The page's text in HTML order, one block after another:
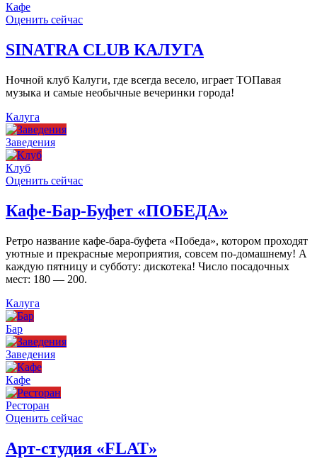
Кафе
Оценить сейчас
SINATRA CLUB КАЛУГА
Ночной клуб Калуги, где всегда весело, играет ТОПавая
музыка и самые необычные вечеринки города!
Калуга
Заведения
Клуб
Оценить сейчас
Кафе-Бар-Буфет «ПОБЕДА»
Ретро название кафе-бара-буфета «Победа», котором проходят
уютные и прекрасные мероприятия, совсем по-домашнему! А
каждую пятницу и субботу: дискотека! Число посадочных
мест: 180 — 200.
Калуга
Бар
Заведения
Кафе
Ресторан
Оценить сейчас
Арт-студия «FLAT»